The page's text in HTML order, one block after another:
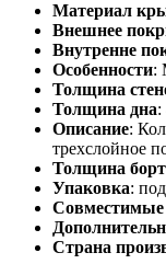
Материал
Внешнее
Внутренне
Особенности:
Толщина
Толщина дна:
Описание:
трехслойное
Толщина
Упаковка:
Страна